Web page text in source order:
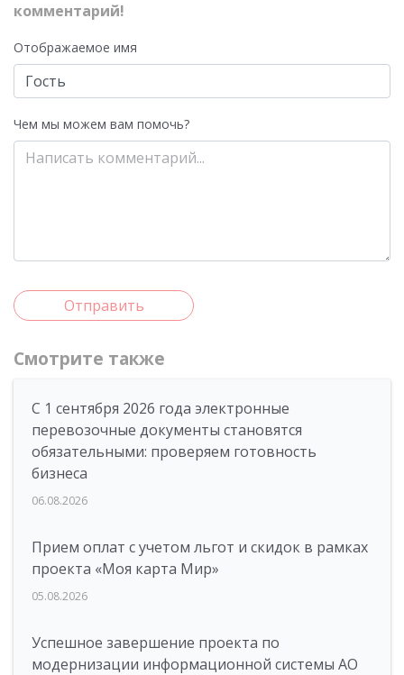
комментарий!
Отображаемое имя
Чем мы можем вам помочь?
Отправить
Смотрите также
С 1 сентября 2026 года электронные
перевозочные документы становятся
обязательными: проверяем готовность
бизнеса
06.08.2026
Прием оплат с учетом льгот и скидок в рамках
проекта «Моя карта Мир»
05.08.2026
Успешное завершение проекта по
модернизации информационной системы АО